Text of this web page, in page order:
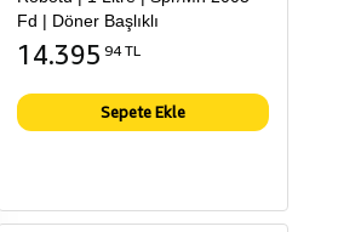
Fd | Döner Başlıklı
14.395 94 TL
Sepete Ekle